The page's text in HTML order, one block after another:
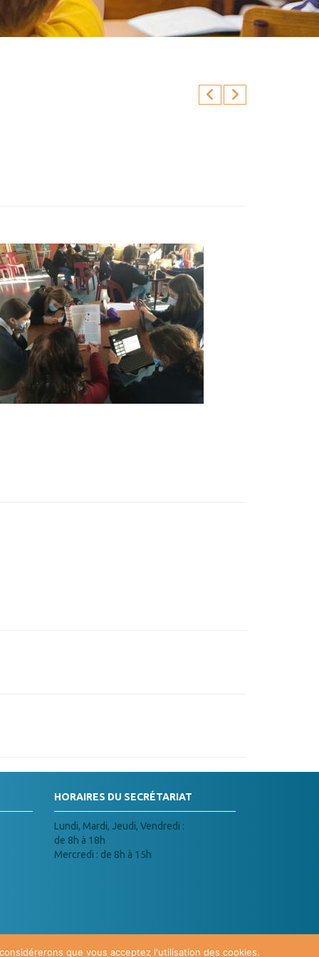
HORAIRES DU SECRÉTARIAT
Lundi, Mardi, Jeudi, Vendredi :
de 8h à 18h
Mercredi : de 8h à 15h
que vous acceptez l'utilisation des cookies.